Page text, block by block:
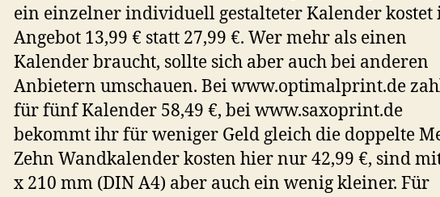
ein einzelner individuell gestalteter Kalender kostet
Angebot 13,99 € statt 27,99 €. Wer mehr als einen
Kalender braucht, sollte sich aber auch bei anderen
Anbietern umschauen. Bei www.optimalprint.de
für fünf Kalender 58,49 €, bei www.saxoprint.de
bekommt ihr für weniger Geld gleich die doppelte
Zehn Wandkalender kosten hier nur 42,99 €, sind
x 210 mm (DIN A4) aber auch ein wenig kleiner. Für